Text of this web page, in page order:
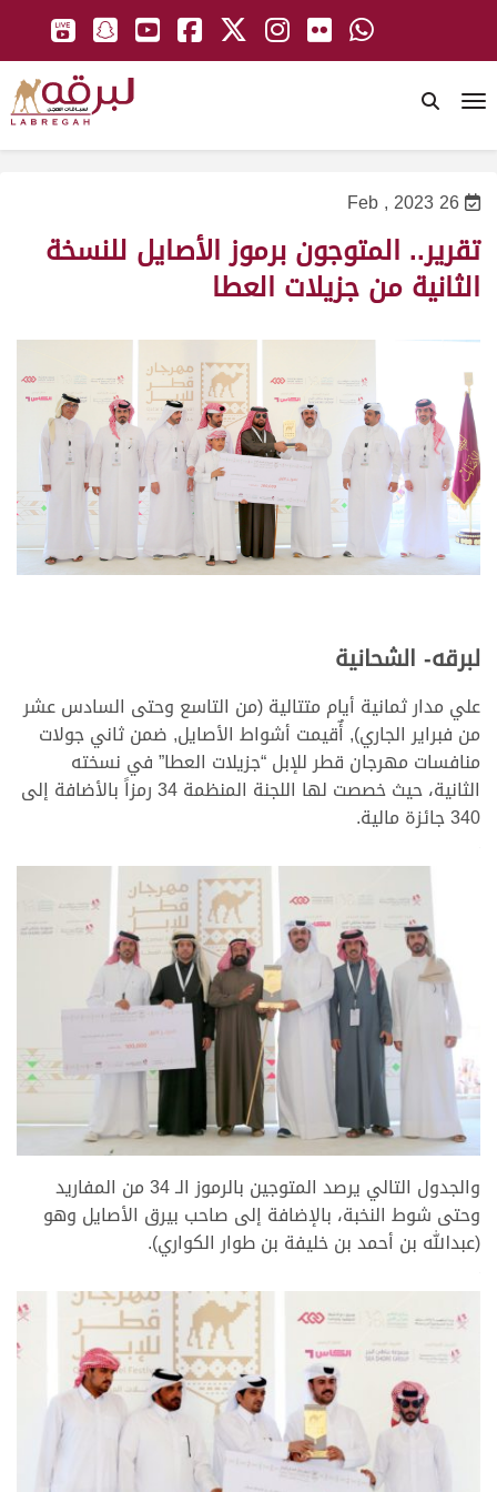
26 Feb , 2023
تقرير.. المتوجون برموز الأصايل للنسخة
الثانية من جزيلات العطا
لبرقه- الشحانية
علي مدار ثمانية أيام متتالية (من التاسع وحتى السادس عشر
من فبراير الجاري), أٌقيمت أشواط الأصايل, ضمن ثاني جولات
منافسات مهرجان قطر للإبل “جزيلات العطا” في نسخته
الثانية، حيث خصصت لها اللجنة المنظمة 34 رمزاً بالأضافة إلى
340 جائزة مالية.
والجدول التالي يرصد المتوجين بالرموز الـ 34 من المفاريد
وحتى شوط النخبة، بالإضافة إلى صاحب بيرق الأصايل وهو
(عبدالله بن أحمد بن خليفة بن طوار الكواري).